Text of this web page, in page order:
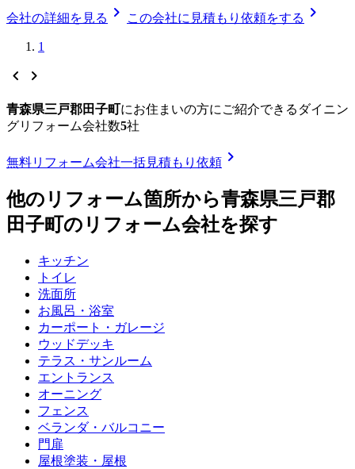
会社の詳細を見る chevron_right この会社に見積もり依頼をする chevron_right
1
chevron_left chevron_right
青森県三戸郡田子町にお住まいの方にご紹介できる ダイニン
グリフォーム会社数5社
無料リフォーム会社一括見積もり依頼 chevron_right
他のリフォーム箇所から青森県三戸郡
田子町 のリフォーム会社を探す
キッチン
トイレ
洗面所
お風呂・浴室
カーポート・ガレージ
ウッドデッキ
テラス・サンルーム
エントランス
オーニング
フェンス
ベランダ・バルコニー
門扉
屋根塗装・屋根